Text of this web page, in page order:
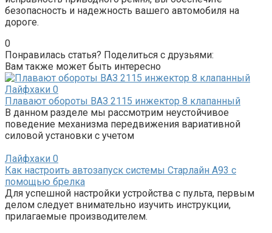
безопасность и надежность вашего автомобиля на
дороге.
0
Понравилась статья? Поделиться с друзьями:
Вам также может быть интересно
Лайфхаки 0
Плавают обороты ВАЗ 2115 инжектор 8 клапанный
В данном разделе мы рассмотрим неустойчивое
поведение механизма передвижения вариативной
силовой установки с учетом
Лайфхаки 0
Как настроить автозапуск системы Старлайн А93 с
помощью брелка
Для успешной настройки устройства с пульта, первым
делом следует внимательно изучить инструкции,
прилагаемые производителем.